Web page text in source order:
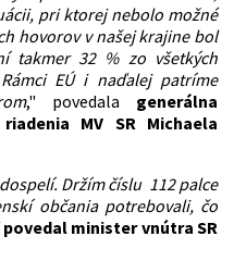
pri ktorej nebolo možné
hovorov v našej krajine bol
takmer 32 % zo všetkých
EÚ i naďalej patríme
," povedala generálna
MV SR Michaela
Držím číslu 112 palce
občania potrebovali, čo
povedal minister vnútra SR